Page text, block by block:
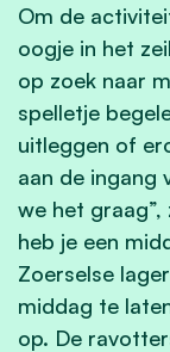
Om de
oogje in het
op zoek naar
spelletje
uitleggen of
aan de ingang
we het graag”,
heb je een
Zoerselse
middag te
op. De